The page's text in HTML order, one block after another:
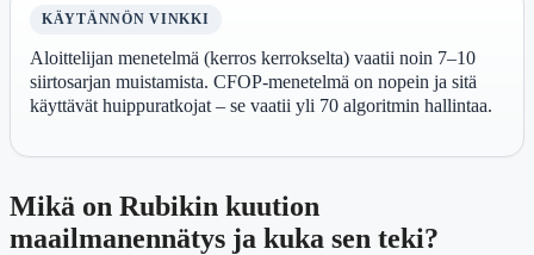
KÄYTÄNNÖN VINKKI
Aloittelijan menetelmä (kerros kerrokselta) vaatii noin 7–10
siirtosarjan muistamista. CFOP-menetelmä on nopein ja sitä
käyttävät huippuratkojat – se vaatii yli 70 algoritmin hallintaa.
Mikä on Rubikin kuution
maailmanennätys ja kuka sen teki?